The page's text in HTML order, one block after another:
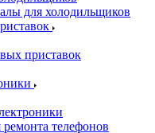
для холодильщиков
приставок
телефонов